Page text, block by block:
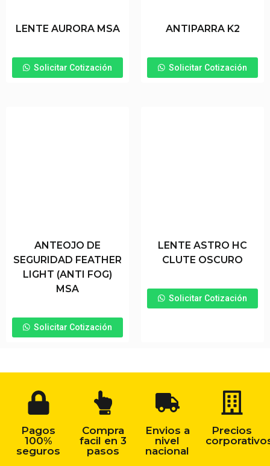
LENTE AURORA MSA
Solicitar Cotización
ANTIPARRA K2
Solicitar Cotización
ANTEOJO DE
SEGURIDAD FEATHER
LIGHT (ANTI FOG)
MSA
Solicitar Cotización
LENTE ASTRO HC
CLUTE OSCURO
Solicitar Cotización
Pagos
100%
seguros
Compra
facil en 3
pasos
Envios a
nivel
nacional
Precios